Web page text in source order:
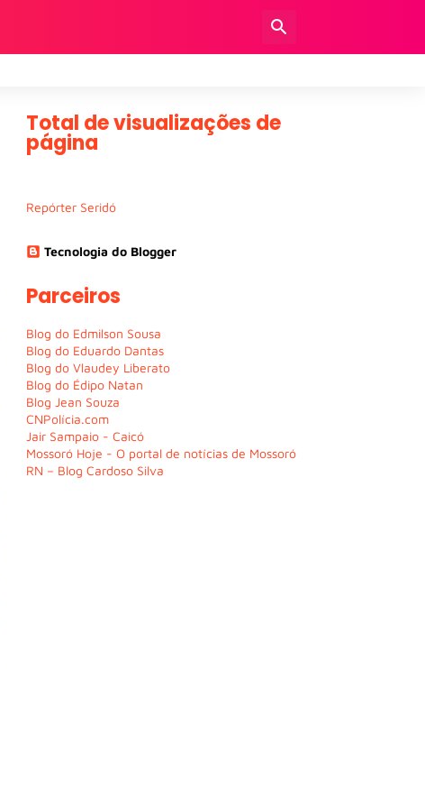
Total de visualizações de
página
Repórter Seridó
Tecnologia do Blogger
Parceiros
Blog do Edmilson Sousa
Blog do Eduardo Dantas
Blog do Vlaudey Liberato
Blog do Édipo Natan
Blog Jean Souza
CNPolícia.com
Jair Sampaio - Caicó
Mossoró Hoje - O portal de notícias de Mossoró
RN – Blog Cardoso Silva